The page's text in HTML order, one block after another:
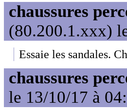
chaussures
(80.200.1.xxx)
Essaie les sandales.
chaussures
le 13/10/17 à